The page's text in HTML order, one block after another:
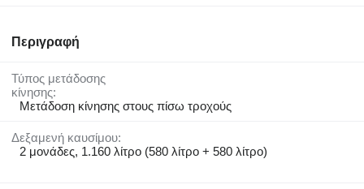
Περιγραφή
Τύπος μετάδοσης
κίνησης:
Μετάδοση κίνησης στους πίσω τροχούς
Δεξαμενή καυσίμου:
2 μονάδες, 1.160 λίτρο (580 λίτρο + 580 λίτρο)